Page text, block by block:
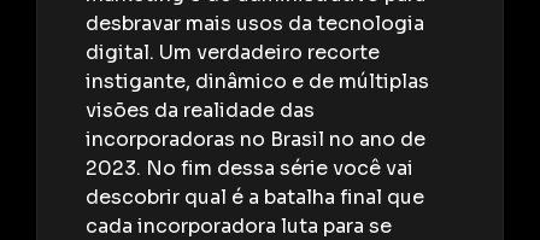
0:57 1 Vídeos
Investimento e Resultado para
construtoras | DEPOIMENTO –
NASSAU CONSTRUTORA
desbravar mais usos da tecnologia
digital. Um verdadeiro recorte
instigante, dinâmico e de múltiplas
visões da realidade das
incorporadoras no Brasil no ano de
2023. No fim dessa série você vai
descobrir qual é a batalha final que
cada incorporadora luta para se